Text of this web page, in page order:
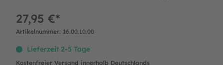
27,95 €*
Artikelnummer: 16.00.10.00
Lieferzeit 2-5 Tage
Kostenfreier Versand innerhalb Deutschlands